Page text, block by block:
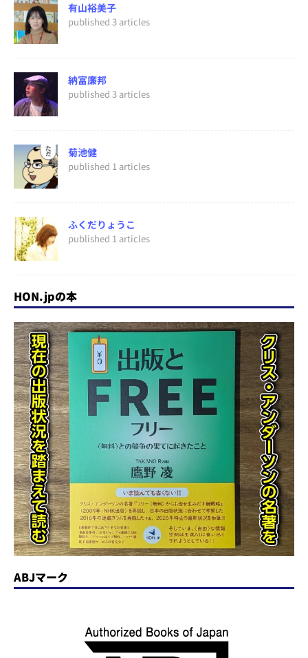
有山裕美子
published 3 articles
納富廉邦
published 3 articles
菊池健
published 1 articles
ふくだりょうこ
published 1 articles
HON.jpの本
ABJマーク